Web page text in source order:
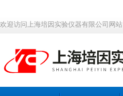
欢迎访问上海培因实验仪器有限公司网站